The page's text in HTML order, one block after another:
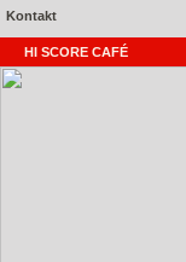
Kontakt
HI SCORE CAFÉ